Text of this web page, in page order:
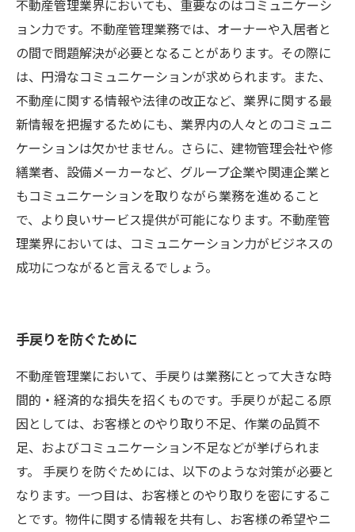
不動産管理業界においても、重要なのはコミュニケーシ
ョン力です。不動産管理業務では、オーナーや入居者と
の間で問題解決が必要となることがあります。その際に
は、円滑なコミュニケーションが求められます。また、
不動産に関する情報や法律の改正など、業界に関する最
新情報を把握するためにも、業界内の人々とのコミュニ
ケーションは欠かせません。さらに、建物管理会社や修
繕業者、設備メーカーなど、グループ企業や関連企業と
もコミュニケーションを取りながら業務を進めること
で、より良いサービス提供が可能になります。不動産管
理業界においては、コミュニケーション力がビジネスの
成功につながると言えるでしょう。
手戻りを防ぐために
不動産管理業において、手戻りは業務にとって大きな時
間的・経済的な損失を招くものです。手戻りが起こる原
因としては、お客様とのやり取り不足、作業の品質不
足、およびコミュニケーション不足などが挙げられま
す。 手戻りを防ぐためには、以下のような対策が必要と
なります。一つ目は、お客様とのやり取りを密にするこ
とです。物件に関する情報を共有し、お客様の希望やニ